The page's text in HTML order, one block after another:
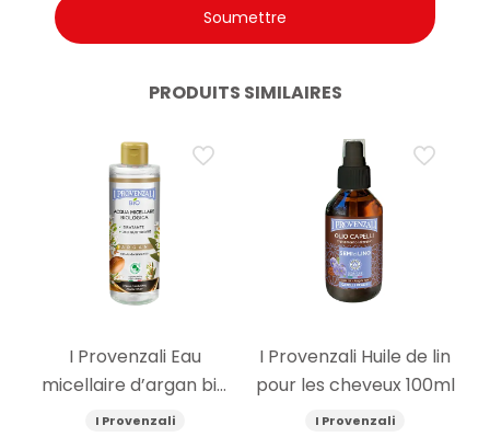
PRODUITS SIMILAIRES
I Provenzali Eau
micellaire d’argan bio
400ml
I Provenzali
I Provenzali Huile de lin
pour les cheveux 100ml
I Provenzali